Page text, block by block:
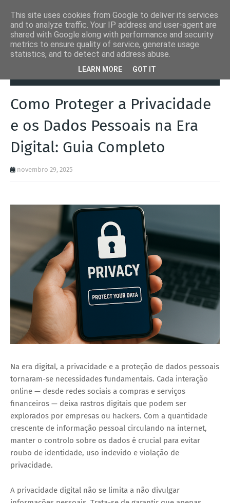
Outras
Como Proteger a Privacidade e os Dados
Como Proteger a Privacidade
e os Dados Pessoais na Era
Digital: Guia Completo
novembro 29, 2025
Na era digital, a privacidade e a proteção de dados pessoais
tornaram-se necessidades fundamentais. Cada interação
online — desde redes sociais a compras e serviços
financeiros — deixa rastros digitais que podem ser
explorados por empresas ou hackers. Com a quantidade
crescente de informação pessoal circulando na internet,
manter o controlo sobre os dados é crucial para evitar
roubo de identidade, uso indevido e violação de
privacidade.
A privacidade digital não se limita a não divulgar
This site uses cookies from Google to deliver its services
and to analyze traffic. Your IP address and user-agent are
shared with Google along with performance and security
metrics to ensure quality of service, generate usage
statistics, and to detect and address abuse.
LEARN MORE GOT IT